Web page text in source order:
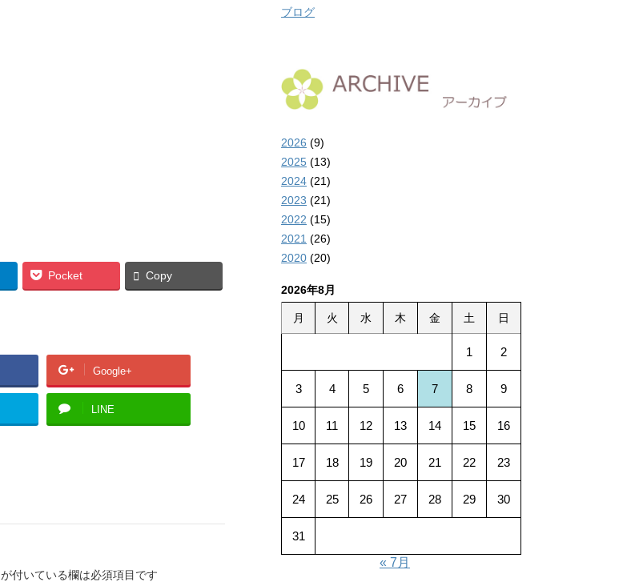
Pocket Copy
Google+
LINE
が付いている欄は必須項目です
ブログ
2026 (9)
2025 (13)
2024 (21)
2023 (21)
2022 (15)
2021 (26)
2020 (20)
2026年8月
月 火 水 木 金 土 日
1 2
3 4 5 6 7 8 9
10 11 12 13 14 15 16
17 18 19 20 21 22 23
24 25 26 27 28 29 30
31
« 7月